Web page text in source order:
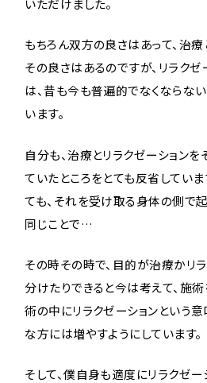
いただけました。
もちろん双方の良さはあって、治
その良さはあるのですが、リラク
は、昔も今も普遍的でなくならな
います。
自分も、治療とリラクゼーション
ていたところをとても反省していま
ても、それを受け取る身体の側で
同じことで…
その時その時で、目的が治療かリ
分けたりできると今は考えて、施術
術の中にリラクゼーションという
な方には増やすようにしています。
そして、僕自身も適度にリラクゼ